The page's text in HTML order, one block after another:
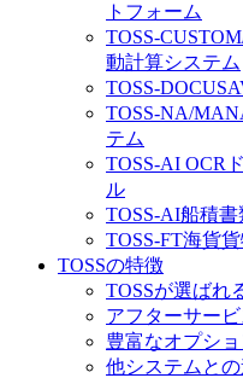
トフォーム
TOSS-
動計算システム
TOSS-
TOSS-NA/MA
テム
TOSS-AI OCR
ル
TOSS-AI船積書
TOSS-FT海貨
TOSSの特徴
TOSSが選ばれ
アフターサービ
豊富なオプシ
他システムと